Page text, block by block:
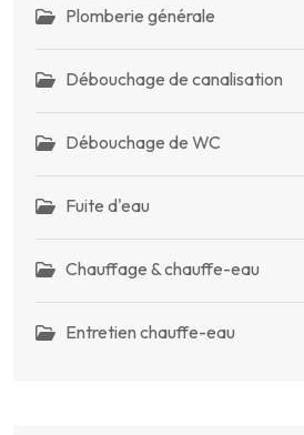
Plomberie générale
Débouchage de canalisation
Débouchage de WC
Fuite d'eau
Chauffage & chauffe-eau
Entretien chauffe-eau